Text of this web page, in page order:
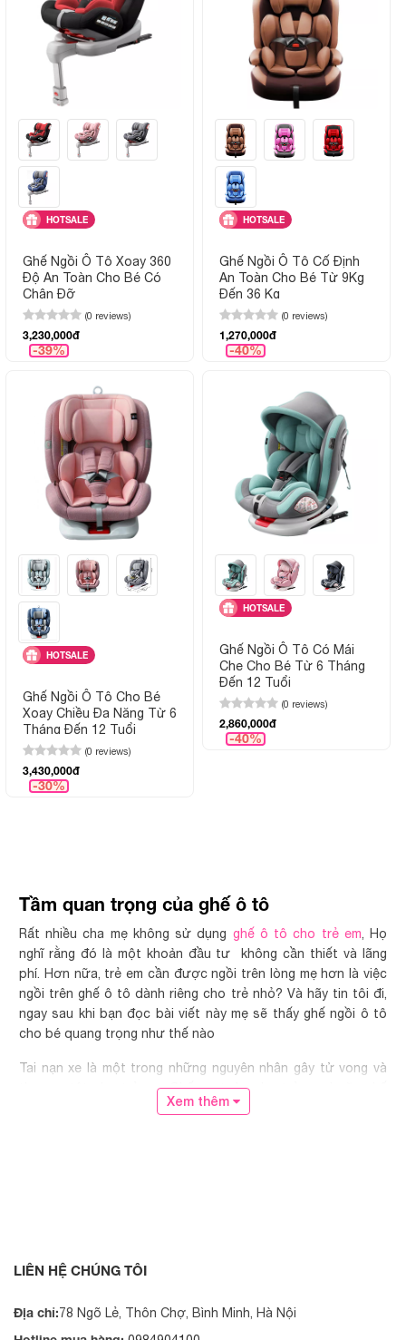
HOTSALE
Ghế Ngồi Ô Tô Xoay 360
Độ An Toàn Cho Bé Có
Chân Đỡ
(0 reviews)
3,230,000đ
-39%
HOTSALE
Ghế Ngồi Ô Tô Cố Định
An Toàn Cho Bé Từ 9Kg
Đến 36 Kg
(0 reviews)
1,270,000đ
-40%
HOTSALE
Ghế Ngồi Ô Tô Cho Bé
Xoay Chiều Đa Năng Từ 6
Tháng Đến 12 Tuổi
(0 reviews)
3,430,000đ
-30%
HOTSALE
Ghế Ngồi Ô Tô Có Mái
Che Cho Bé Từ 6 Tháng
Đến 12 Tuổi
(0 reviews)
2,860,000đ
-40%
Tầm quan trọng của ghế ô tô
Rất nhiều cha mẹ không sử dụng ghế ô tô cho trẻ em, Họ
nghĩ rằng đó là một khoản đầu tư không cần thiết và lãng
phí. Hơn nữa, trẻ em cần được ngồi trên lòng mẹ hơn là việc
ngồi trên ghế ô tô dành riêng cho trẻ nhỏ? Và hãy tin tôi đi,
ngay sau khi bạn đọc bài viết này mẹ sẽ thấy ghế ngồi ô tô
cho bé quang trọng như thế nào
Tai nạn xe là một trong những nguyên nhân gây tử vong và
thương tật cho trẻ em. Ghế an toàn cho trẻ em, hoặc ghế
ngồi ô tô là giải pháp làm giảm nguy cơ thương tích từ 71%
liên quan đến ghế ô tô hoặc do chúng ta thiếu kiến ​​thức về
tầm quan trọng của ghế ô tô và cách sử dụng chúng. Vì vậy,
bài viết này về ghế ô tô.
Xem thêm
LIÊN HỆ CHÚNG TÔI
Địa chỉ:78 Ngõ Lẻ, Thôn Chợ, Bình Minh, Hà Nội